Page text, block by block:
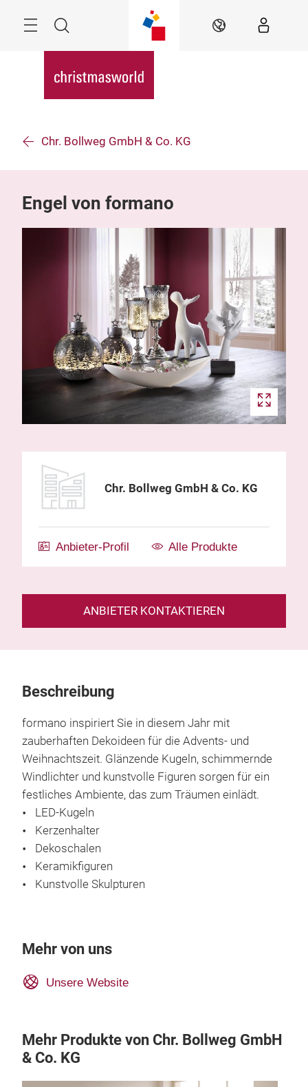
Suche DE
Chr. Bollweg GmbH & Co. KG
Engel von formano
Chr. Bollweg GmbH & Co. KG
Anbieter-Profil Alle Produkte
ANBIETER KONTAKTIEREN
Beschreibung
formano inspiriert Sie in diesem Jahr mit
zauberhaften Dekoideen für die Advents- und
Weihnachtszeit. Glänzende Kugeln, schimmernde
Windlichter und kunstvolle Figuren sorgen für ein
festliches Ambiente, das zum Träumen einlädt.
LED-Kugeln
Kerzenhalter
Dekoschalen
Keramikfiguren
Kunstvolle Skulpturen
Mehr von uns
Unsere Website
Mehr Produkte von Chr. Bollweg GmbH
& Co. KG